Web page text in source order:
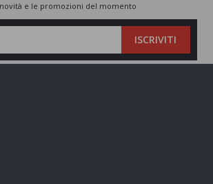
e le promozioni del momento
ISCRIVITI